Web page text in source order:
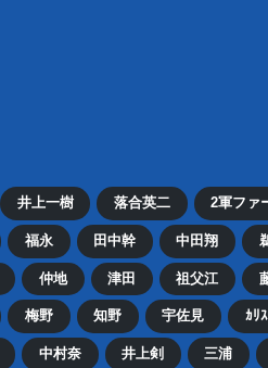
井上一樹 落合英二 2軍ファ
福永 田中幹 中田翔
仲地 津田 祖父江
梅野 知野 宇佐見 ｶﾘ
中村奈 井上剣 三浦